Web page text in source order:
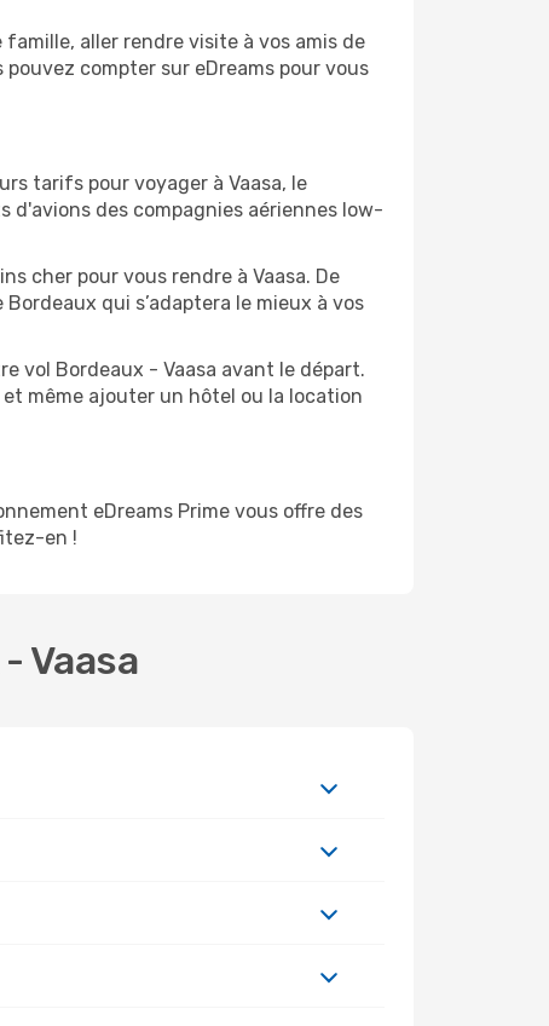
aller rendre visite à vos amis de
compter sur eDreams pour vous
tarifs pour voyager à Vaasa, le
d'avions des compagnies aériennes low-
cher pour vous rendre à Vaasa. De
qui s’adaptera le mieux à vos
vol Bordeaux - Vaasa avant le départ.
même ajouter un hôtel ou la location
eDreams Prime vous offre des
en !
Vaasa